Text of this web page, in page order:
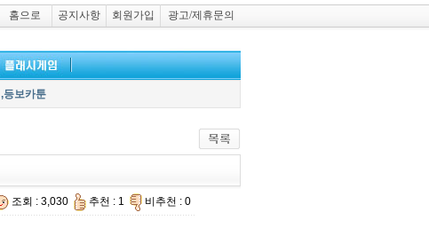
홈으로 공지사항 회원가입 광고/제휴문의
,등보카툰
조회 : 3,030 추천 : 1 비추천 : 0